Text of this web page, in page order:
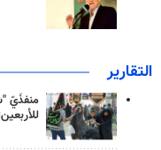
التقارير
منفذَيّ